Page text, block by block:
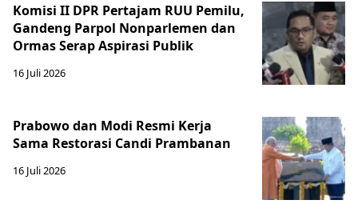
Komisi II DPR Pertajam RUU Pemilu,
Gandeng Parpol Nonparlemen dan
Ormas Serap Aspirasi Publik
16 Juli 2026
Prabowo dan Modi Resmi Kerja
Sama Restorasi Candi Prambanan
16 Juli 2026